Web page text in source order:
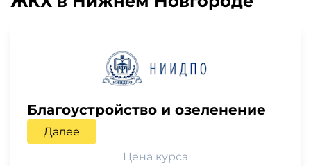
Благоустройство и озеленение
Далее
Цена курса